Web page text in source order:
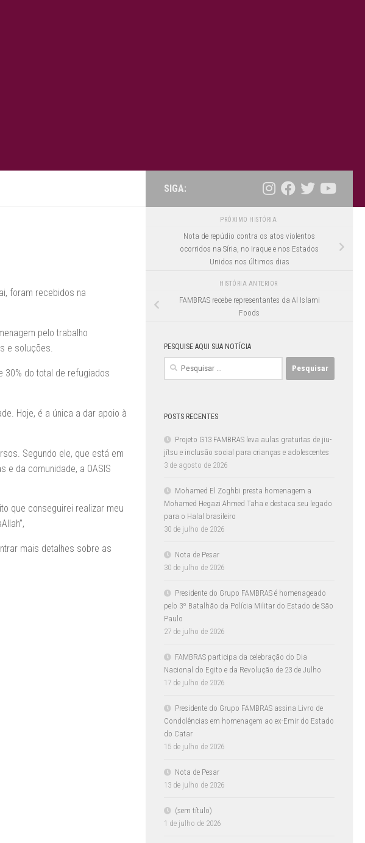
foram recebidos na
pelo trabalho
e soluções.
30% do total de refugiados
Hoje, é a única a dar apoio à
Segundo ele, que está em
da comunidade, a OASIS
que conseguirei realizar meu
mais detalhes sobre as
SIGA:
PRÓXIMO HISTÓRIA
Nota de repúdio contra os atos violentos
ocorridos na Síria, no Iraque e nos Estados
Unidos nos últimos dias
HISTÓRIA ANTERIOR
FAMBRAS recebe representantes da Al Islami
Foods
PESQUISE AQUI SUA NOTÍCIA
Pesquisar
POSTS RECENTES
Projeto G13 FAMBRAS leva aulas gratuitas de jiu-
jítsu e inclusão social para crianças e adolescentes
3 de agosto de 2026
Mohamed El Zoghbi presta homenagem a
Mohamed Hegazi Ahmed Taha e destaca seu legado
para o Halal brasileiro
30 de julho de 2026
Nota de Pesar
30 de julho de 2026
Presidente do Grupo FAMBRAS é homenageado
pelo 3º Batalhão da Polícia Militar do Estado de São
Paulo
27 de julho de 2026
FAMBRAS participa da celebração do Dia
Nacional do Egito e da Revolução de 23 de Julho
17 de julho de 2026
Presidente do Grupo FAMBRAS assina Livro de
Condolências em homenagem ao ex-Emir do Estado
do Catar
15 de julho de 2026
Nota de Pesar
13 de julho de 2026
(sem título)
1 de julho de 2026